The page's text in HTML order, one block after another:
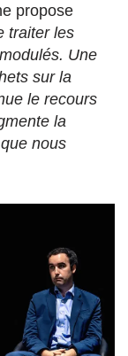
propose
traiter les
Une
sur la
le recours
la
nous